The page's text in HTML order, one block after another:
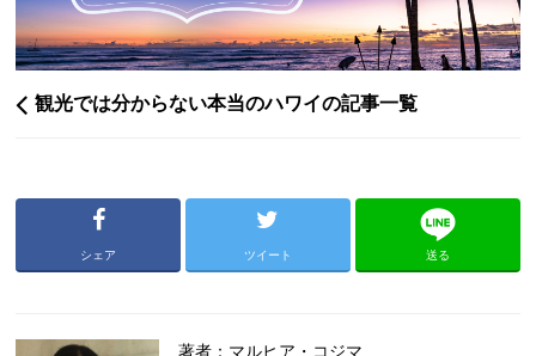
観光では分からない本当のハワイの記事一覧
シェア ツイート 送る
著者：マルヒア・コジマ